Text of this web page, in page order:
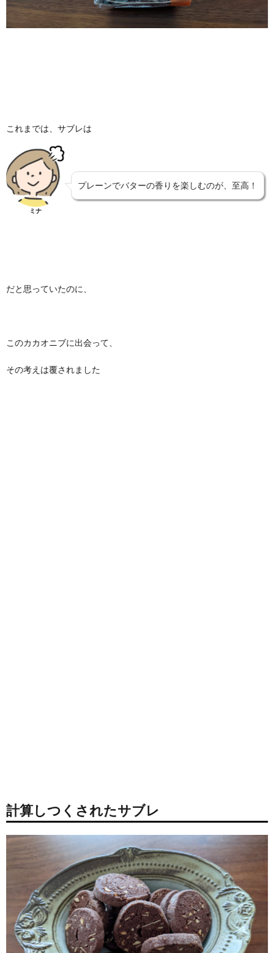
これまでは、サブレは
ミナ
プレーンでバターの香りを楽しむのが、至高！
だと思っていたのに、
このカカオニブに出会って、
その考えは覆されました
計算しつくされたサブレ